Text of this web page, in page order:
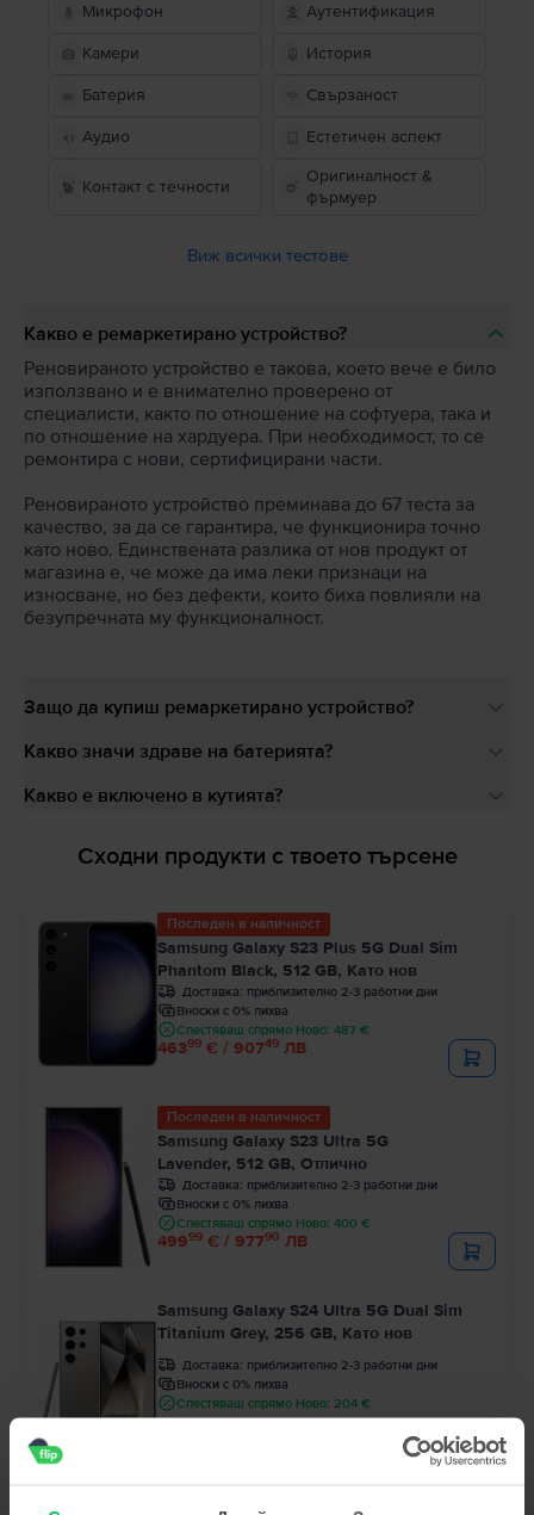
Микрофон Аутентификация
Камери История
Батерия Свързаност
Аудио Естетичен аспект
Контакт с течности
Оригиналност &
фърмуер
Виж всички тестове
Какво е ремаркетирано устройство?
Реновираното устройство е такова, което вече е било
използвано и е внимателно проверено от
специалисти, както по отношение на софтуера, така и
по отношение на хардуера. При необходимост, то се
ремонтира с нови, сертифицирани части.
Реновираното устройство преминава до 67 теста за
качество, за да се гарантира, че функционира точно
като ново. Единствената разлика от нов продукт от
магазина е, че може да има леки признаци на
износване, но без дефекти, които биха повлияли на
безупречната му функционалност.
Защо да купиш ремаркетирано устройство?
Какво значи здраве на батерията?
Какво е включено в кутията?
Сходни продукти с твоето търсене
Последен в наличност
Samsung Galaxy S23 Plus 5G Dual Sim
Phantom Black, 512 GB, Като нов
Доставка: приблизително 2-3 работни дни
Вноски с 0% лихва
Спестяваш спрямо Ново: 487 €
46399 € / 90749 ЛВ
Последен в наличност
Samsung Galaxy S23 Ultra 5G
Lavender, 512 GB, Отлично
Доставка: приблизително 2-3 работни дни
Вноски с 0% лихва
Спестяваш спрямо Ново: 400 €
49999 € / 97790 ЛВ
Samsung Galaxy S24 Ultra 5G Dual Sim
Titanium Grey, 256 GB, Като нов
Доставка: приблизително 2-3 работни дни
Вноски с 0% лихва
Спестяваш спрямо Ново: 204 €